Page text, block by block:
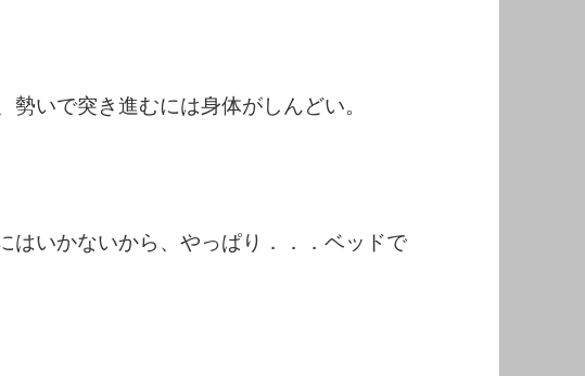
いで突き進むには身体がしんどい。
はいかないから、やっぱり．．．ベッドで